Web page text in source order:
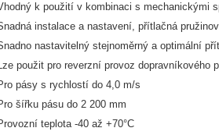
k použití v kombinaci s mechanickými
instalace a nastavení, přítlačná
nastavitelný stejnoměrný a optimální
použit pro reverzní provoz dopravníkového
pásy s rychlostí do 4,0 m/s
šířku pásu do 2 200 mm
teplota -40 až +70°C